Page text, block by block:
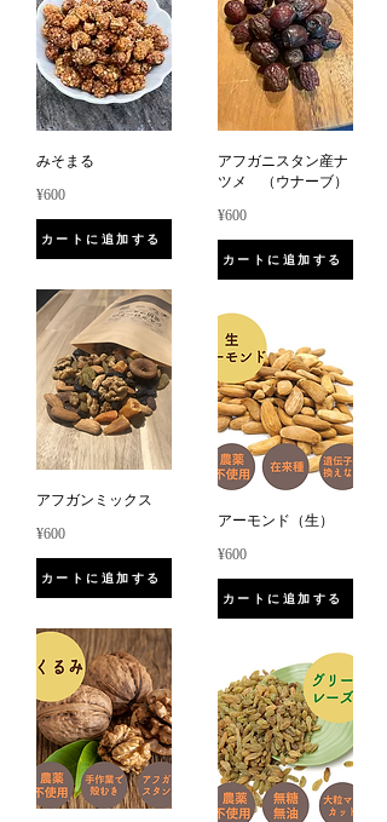
みそまる
¥600
カートに追加する
アフガンミックス
¥600
カートに追加する
アフガニスタン産ナ
ツメ （ウナーブ）
¥600
カートに追加する
アーモンド（生）
¥600
カートに追加する